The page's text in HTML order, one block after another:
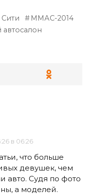
ММАС-2014
в 06:26
что больше
девушек, чем
авто. Судя по фото
а моделей.